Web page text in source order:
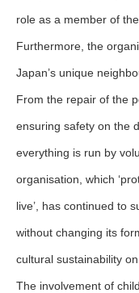
role as a member of the
Furthermore, the
Japan’s unique
From the repair of the
ensuring safety on the
everything is run by
organisation, which
live’, has continued to
without changing its
cultural sustainability
The involvement of